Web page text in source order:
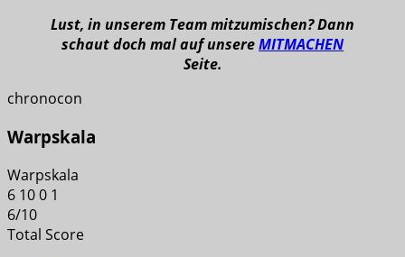
Lust, in unserem Team mitzumischen? Dann
schaut doch mal auf unsereMITMACHEN
Seite.
chronocon
Warpskala
Warpskala
6 100 1
6/10
Total Score